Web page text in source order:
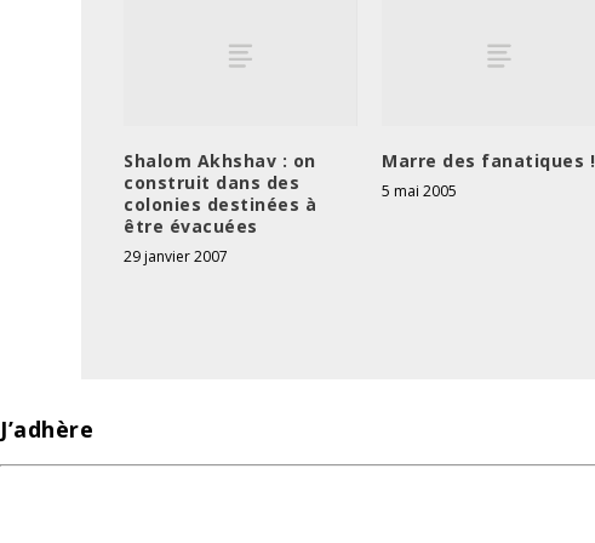
Shalom Akhshav : on
construit dans des
colonies destinées à
être évacuées
29 janvier 2007
Marre des fanatiques !
5 mai 2005
J’adhère